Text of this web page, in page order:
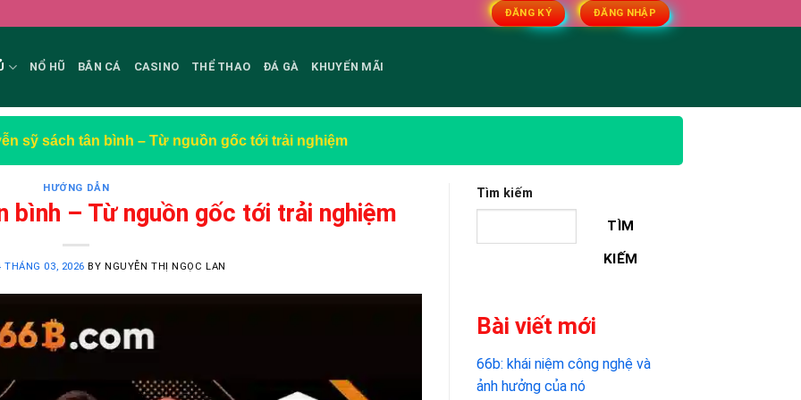
ĐĂNG KÝ ĐĂNG NHẬP
NỔ HŨ BẮN CÁ CASINO THỂ THAO ĐÁ GÀ KHUYẾN MÃI
sỹ sách tân bình – Từ nguồn gốc tới trải nghiệm
HƯỚNG DẪN
bình – Từ nguồn gốc tới trải nghiệm
THÁNG 03, 2026 BYNGUYỄN THỊ NGỌC LAN
Tìm kiếm
TÌM
KIẾM
Bài viết mới
66b: khái niệm công nghệ và
ảnh hưởng của nó